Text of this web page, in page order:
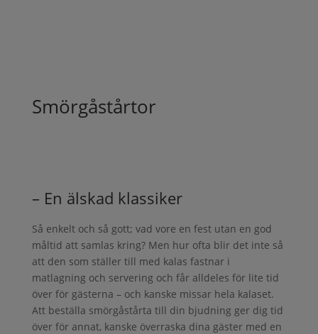
Smörgåstårtor
– En älskad klassiker
Så enkelt och så gott; vad vore en fest utan en god
måltid att samlas kring? Men hur ofta blir det inte så
att den som ställer till med kalas fastnar i
matlagning och servering och får alldeles för lite tid
över för gästerna – och kanske missar hela kalaset.
Att beställa smörgåstårta till din bjudning ger dig tid
över för annat, kanske överraska dina gäster med en